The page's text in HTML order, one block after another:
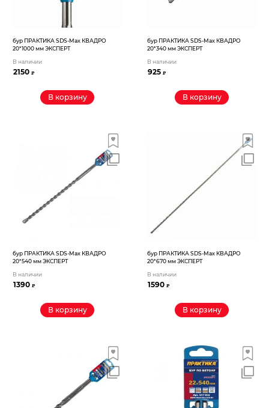
бур ПРАКТИКА SDS-Max КВАДРО
20*1000 мм ЭКСПЕРТ
В наличии
2150₽
В корзину
бур ПРАКТИКА SDS-Max КВАДРО
20*340 мм ЭКСПЕРТ
В наличии
925₽
В корзину
бур ПРАКТИКА SDS-Max КВАДРО
20*540 мм ЭКСПЕРТ
В наличии
1390₽
В корзину
бур ПРАКТИКА SDS-Max КВАДРО
20*670 мм ЭКСПЕРТ
В наличии
1590₽
В корзину